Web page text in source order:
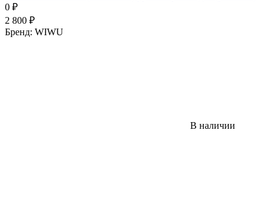
0 ₽
2 800 ₽
Бренд: WIWU
В наличии